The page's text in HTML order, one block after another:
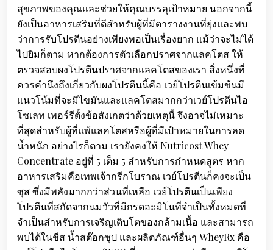
สุขภาพของคุณและช่วยให้คุณบรรลุเป้าหมาย นอกจากนี้
ยังเป็นอาหารเสริมที่ดีสำหรับผู้ที่มีตารางงานที่ยุ่งและพบ
ว่าการรับโปรตีนอย่างเพียงพอเป็นเรื่องยาก แม้ว่าจะไม่ได้
ไปยิมก็ตาม หากต้องการตัวเลือกปราศจากแลคโตส ให้
ตรวจสอบผงโปรตีนปราศจากแลคโตสของเรา สิ่งหนึ่งที่
ควรคำนึงถึงเกี่ยวกับผงโปรตีนนี้คือ เวย์โปรตีนเข้มข้นมี
แนวโน้มที่จะมีไขมันและแลคโตสมากกว่าเวย์โปรตีนไอ
โซเลท เพอร์รีตั้งข้อสังเกตว่าด้วยเหตุนี้ จึงอาจไม่เหมาะ
ที่สุดสำหรับผู้ที่แพ้แลคโตสหรือผู้ที่มีเป้าหมายในการลด
น้ำหนัก อย่างไรก็ตาม เรายังคงให้ Nutricost Whey
Concentrate อยู่ที่ 5 เต็ม 5 สำหรับการกำหนดสูตร หาก
อาหารเสริมคือเทพเจ้ากรีกโบราณ เวย์โปรตีนก็คงจะเป็น
ซุส ซึ่งมีพลังมากกว่าส่วนที่เหลือ เวย์โปรตีนเป็นเพียง
โปรตีนที่สกัดจากนมวัวที่มีกรดอะมิโนที่จำเป็นทั้งหมดที่
จำเป็นสำหรับการเจริญเติบโตของกล้ามเนื้อ และสามารถ
พบได้ในชีส น้ำสต๊อกซุป และผลิตภัณฑ์อื่นๆ WheyRx คือ